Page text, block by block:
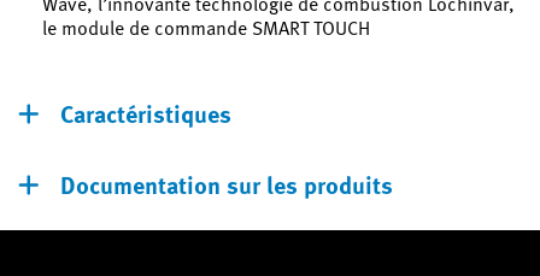
le module de commande SMART TOUCH
Caractéristiques
Documentation sur les produits